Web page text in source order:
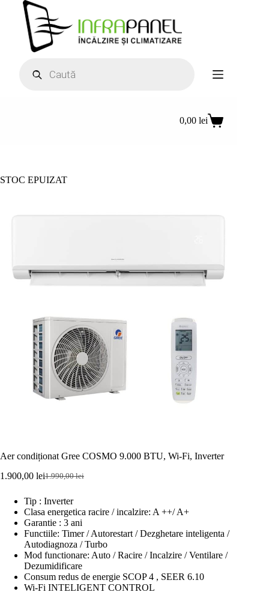
conținut
search
Coș
0,00 lei
STOC EPUIZAT
Aer condiționat Gree COSMO 9.000 BTU, Wi-Fi, Inverter
1.990,00lei
Prețul
a
fost:
1.990,00 lei.
1.900,00 leiPrețul
este:
1.900,00 lei.
Tip : Inverter
Clasa energetica racire / incalzire: A ++/ A+
Garantie : 3 ani
Functiile: Timer / Autorestart / Dezghetare inteligenta /
Autodiagnoza / Turbo
Mod functionare: Auto / Racire / Incalzire / Ventilare /
Dezumidificare
Consum redus de energie SCOP 4 , SEER 6.10
Wi-Fi INTELIGENT CONTROL